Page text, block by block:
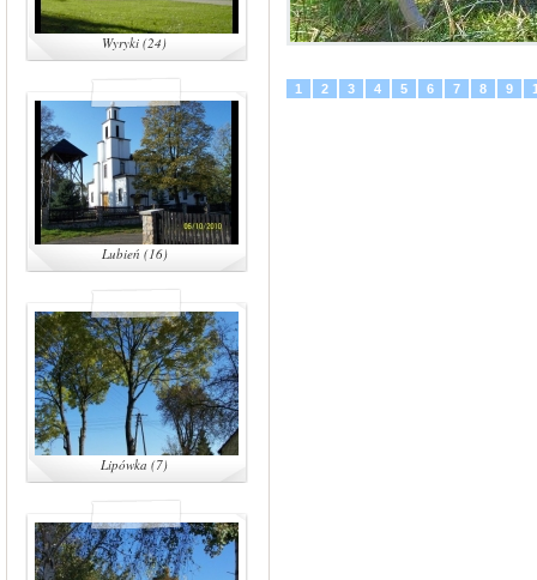
Wyryki (24)
Lubień (16)
Lipówka (7)
1 2 3 4 5 6 7 8 9